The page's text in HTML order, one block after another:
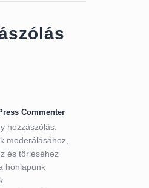
Commenter
hozzászólás.
moderálásához,
és törléséhez
honlapunk